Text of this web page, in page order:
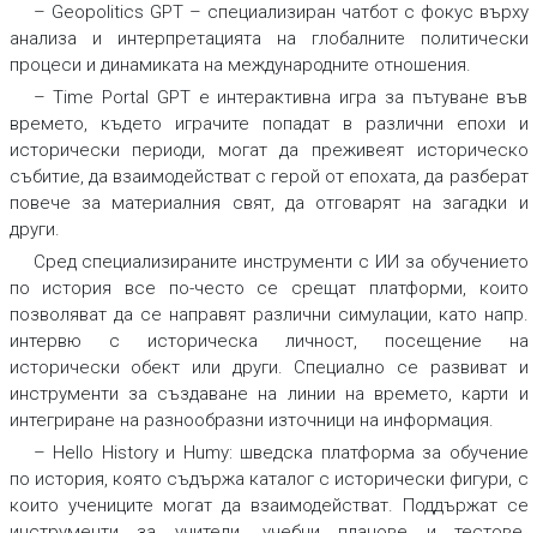
– Geopolitics GPT – специализиран чатбот с фокус върху
анализа и интерпретацията на глобалните политически
процеси и динамиката на международните отношения.
– Time Portal GPT е интерактивна игра за пътуване във
времето, където играчите попадат в различни епохи и
исторически периоди, могат да преживеят историческо
събитие, да взаимодействат с герой от епохата, да разберат
повече за материалния свят, да отговарят на загадки и
други.
Сред специализираните инструменти с ИИ за обучението
по история все по-често се срещат платформи, които
позволяват да се направят различни симулации, като напр.
интервю с историческа личност, посещение на
исторически обект или други. Специално се развиват и
инструменти за създаване на линии на времето, карти и
интегриране на разнообразни източници на информация.
– Hello History и Humy: шведска платформа за обучение
по история, която съдържа каталог с исторически фигури, с
които учениците могат да взаимодействат. Поддържат се